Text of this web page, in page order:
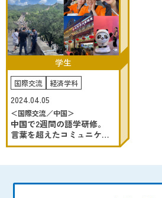
学生
国際交流 経済学科
2024.04.05
＜国際交流／中国＞
中国で2週間の語学研修。
言葉を超えたコミュニケー
ションで 心が通じ合うこと